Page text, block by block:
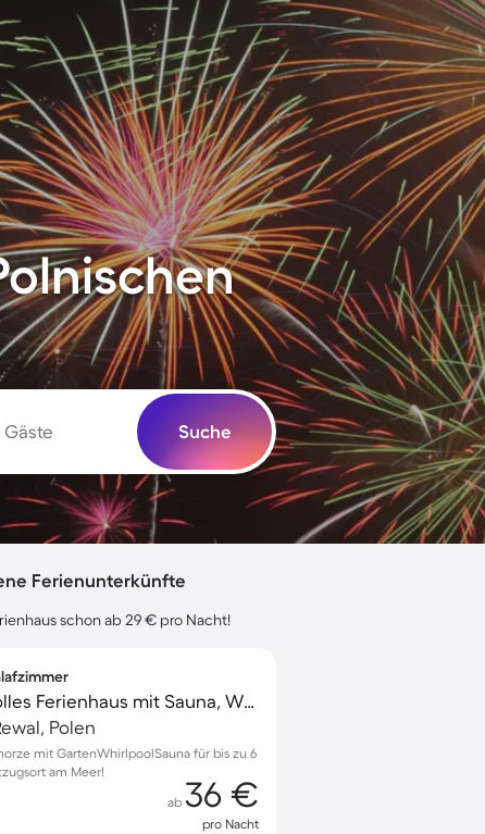
Gäste Suche
Ferienunterkünfte
schon ab 29 € pro Nacht!
Familienorientiertes tolles Ferienhaus mit Sauna, Whirlpool und Terrasse | Strand in der Nähe | Haustiere erlaubt
Polen
mit GartenWhirlpoolSauna für bis zu 6
am Meer!
ab 36 €
pro Nacht